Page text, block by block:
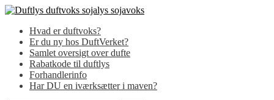
Spring
navigation
Spring
indholdHvad er duftvoks?
Er du ny hos DuftVerket?
Samlet oversigt over dufte
Rabatkode til duftlys
Forhandlerinfo
Har DU en iværksætter i maven?